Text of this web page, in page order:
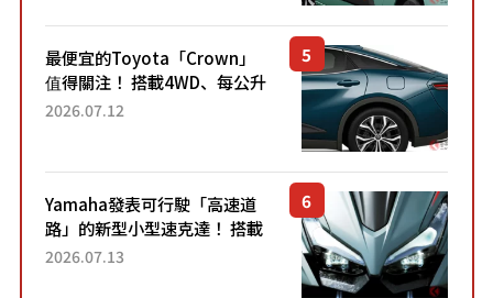
最便宜的Toyota「Crown」
值得關注！ 搭載4WD、每公升
22.4公里低油耗表現超亮眼！
2026.07.12
Yamaha發表可行駛「高速道
路」的新型小型速克達！ 搭載
能享受超強勁「渦輪感」的動
2026.07.13